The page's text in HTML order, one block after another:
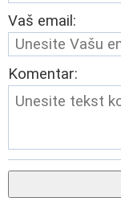
Vaš email:
Komentar: